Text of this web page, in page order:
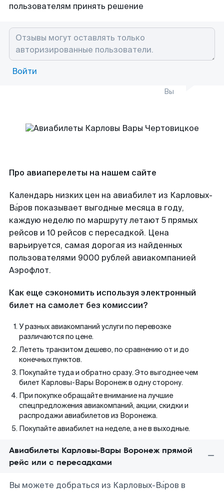
пользователям принять решение
Войти
Вы
Про авиаперелеты на нашем сайте
Календарь низких цен на авиабилет из Карловых-
Ва́ров показывает выгодные месяца в году,
каждую неделю по маршруту летают 5 прямых
рейсов и 10 рейсов с пересадкой. Цена
варьируется, самая дорогая из найденных
пользователями 9000 рублей авиакомпанией
Аэрофлот.
Как еще сэкономить используя электронный
билет на самолет без комиссии?
У разных авиакомпаний услуги по перевозке
различаются по цене.
Лететь транзитом дешево, по сравнению от и до
конечных пунктов.
Покупайте туда и обратно сразу. Это выгоднее чем
билет Карловы-Вары Воронеж в одну сторону.
При покупке обращайте внимание на лучшие
спецпредложения авиакомпаний, акции, скидки и
распродажи авиабилетов из Воронежа.
Покупайте авиабилет на неделе, а не в выходные.
Авиабилеты Карловы-Вары Воронеж прямой
рейс или с пересадками
Вы можете добраться из Карловых-Ва́ров в